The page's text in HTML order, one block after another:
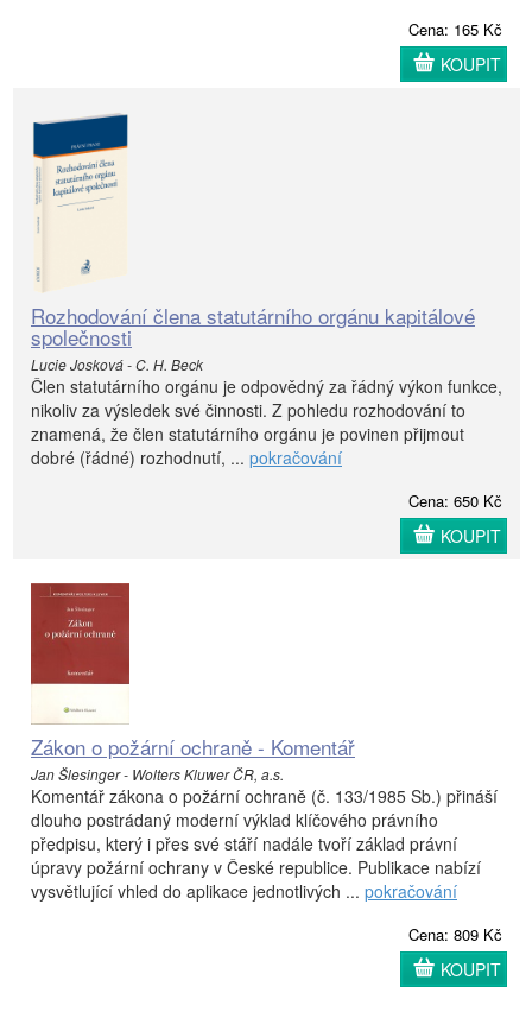
Cena: 165 Kč
KOUPIT
Rozhodování člena statutárního orgánu kapitálové
společnosti
Lucie Josková - C. H. Beck
Člen statutárního orgánu je odpovědný za řádný výkon funkce,
nikoliv za výsledek své činnosti. Z pohledu rozhodování to
znamená, že člen statutárního orgánu je povinen přijmout
dobré (řádné) rozhodnutí, ... pokračování
Cena: 650 Kč
KOUPIT
Zákon o požární ochraně - Komentář
Jan Šlesinger - Wolters Kluwer ČR, a.s.
Komentář zákona o požární ochraně (č. 133/1985 Sb.) přináší
dlouho postrádaný moderní výklad klíčového právního
předpisu, který i přes své stáří nadále tvoří základ právní
úpravy požární ochrany v České republice. Publikace nabízí
vysvětlující vhled do aplikace jednotlivých ... pokračování
Cena: 809 Kč
KOUPIT